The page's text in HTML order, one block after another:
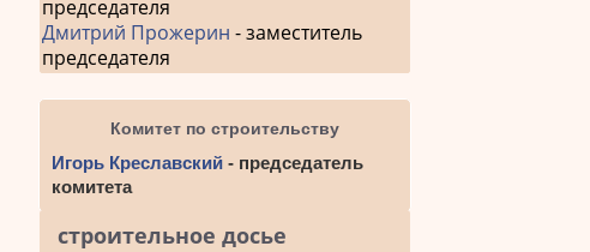
председателя
Дмитрий Прожерин - заместитель
председателя
Комитет по строительству
Игорь Креславский - председатель
комитета
строительное досье